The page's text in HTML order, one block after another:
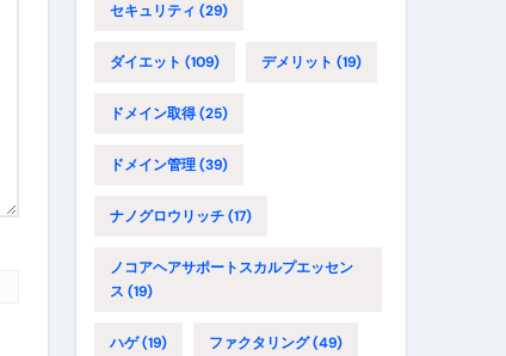
セキュリティ (29)
ダイエット (109) デメリット (19)
ドメイン取得(25)
ドメイン管理(39)
ナノグロウリッチ(17)
ノコアヘアサポートスカルプエッセン
ス (19)
ハゲ(19) ファクタリング(49)